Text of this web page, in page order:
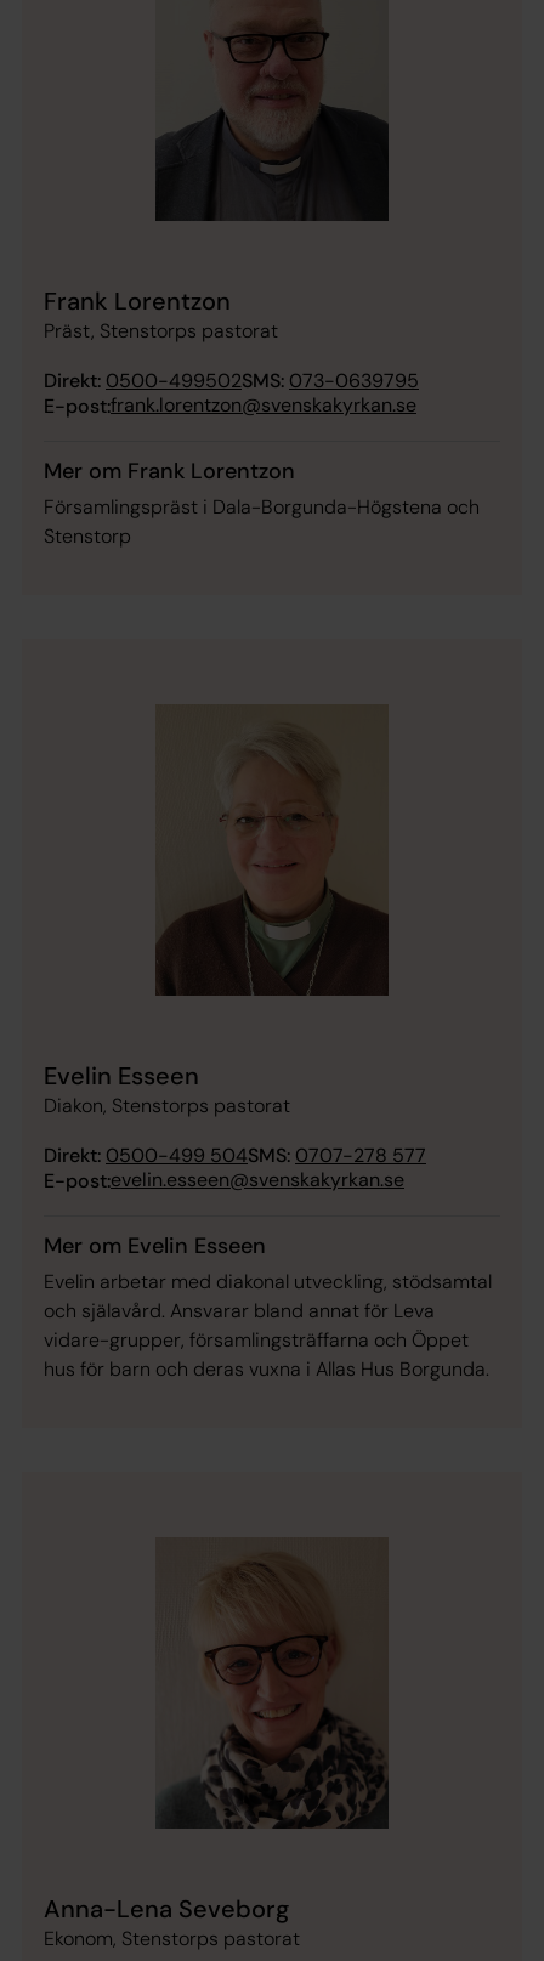
Frank Lorentzon
Präst, Stenstorps pastorat
Direkt: 0500-499502SMS: 073-0639795
E-post:frank.lorentzon@svenskakyrkan.se
Mer om Frank Lorentzon
Församlingspräst i Dala-Borgunda-Högstena och
Stenstorp
Evelin Esseen
Diakon, Stenstorps pastorat
Direkt: 0500-499 504SMS: 0707-278 577
E-post:evelin.esseen@svenskakyrkan.se
Mer om Evelin Esseen
Evelin arbetar med diakonal utveckling, stödsamtal
och själavård. Ansvarar bland annat för Leva
vidare-grupper, församlingsträffarna och Öppet
hus för barn och deras vuxna i Allas Hus Borgunda.
Anna-Lena Seveborg
Ekonom, Stenstorps pastorat